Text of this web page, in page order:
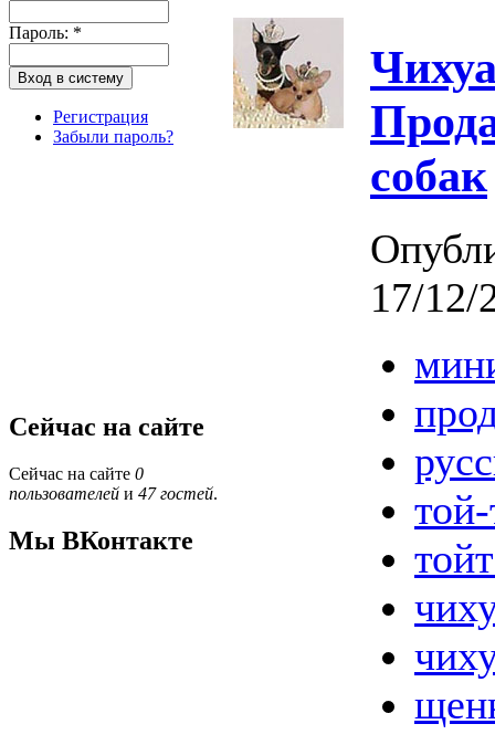
Пароль: *
Регистрация
Забыли пароль?
Сейчас на сайте
Сейчас на сайте 0
пользователей и 47 гостей.
Мы ВКонтакте
собак
17/12/